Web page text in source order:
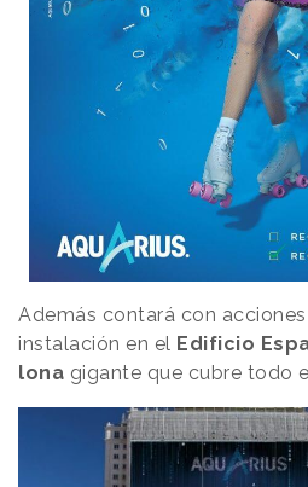
Además contará con
instalación en el Edificio
lona gigante que cubre todo